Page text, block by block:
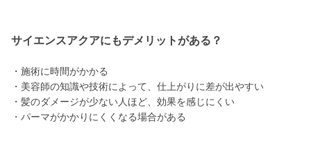
サイエンスアクアにもデメリットがある？
・施術に時間がかかる
・美容師の知識や技術によって、仕上がりに差が出やすい
・髪のダメージが少ない人ほど、効果を感じにくい
・パーマがかかりにくくなる場合がある